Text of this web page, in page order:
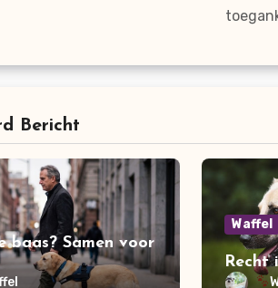
Bericht
baas? Samen voor
Waffel
Recht